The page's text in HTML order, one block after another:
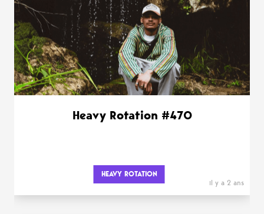
Heavy Rotation #470
HEAVY ROTATION
il y a 2 ans